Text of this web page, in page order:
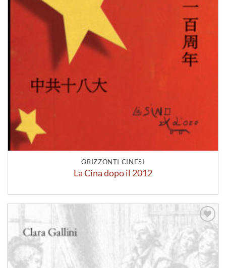
ORIZZONTI CINESI
La Cina dopo il 2012
Aggiungi
alla lista
dei
desideri